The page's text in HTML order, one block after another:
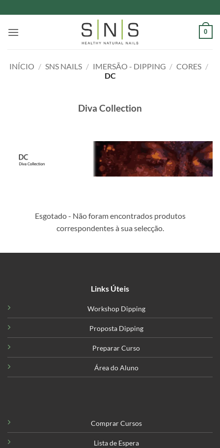
to
content
0
INÍCIO / SNS NAILS / IMERSÃO - DIPPING / CORES /
DC
Diva Collection
Esgotado - Não foram encontrados produtos
correspondentes à sua selecção.
Links Úteis
Workshop Dipping
Proposta Dipping
Preparar Curso
Área do Aluno
Comprar Cursos
Lista de Espera